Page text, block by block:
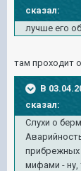
сказал:
лучше его
там проходит
В
сказал:
Слухи о
прибрежных
мифами -